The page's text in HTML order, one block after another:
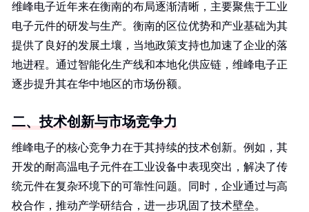
维峰电子近年来在衡南的布局逐渐清晰，主要聚焦于工业
电子元件的研发与生产。衡南的区位优势和产业基础为其
提供了良好的发展土壤，当地政策支持也加速了企业的落
地进程。通过智能化生产线和本地化供应链，维峰电子正
逐步提升其在华中地区的市场份额。
二、技术创新与市场竞争力
维峰电子的核心竞争力在于其持续的技术创新。例如，其
开发的耐高温电子元件在工业设备中表现突出，解决了传
统元件在复杂环境下的可靠性问题。同时，企业通过与高
校合作，推动产学研结合，进一步巩固了技术壁垒。